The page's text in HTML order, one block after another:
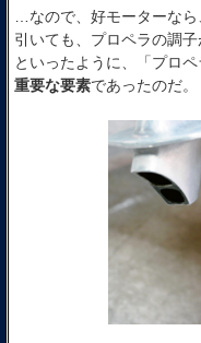
…なので、好モーターな
引いても、プロペラの調
といったように、「プロ
重要な要素であったのだ。